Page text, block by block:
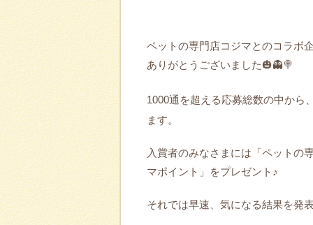
ペットの専門店コジマとのコラボ
ありがとうございました🎃👻🍭
1000通を超える応募総数の中から
ます。
入賞者のみなさまには「ペットの
マポイント」をプレゼント♪
それでは早速、気になる結果を発